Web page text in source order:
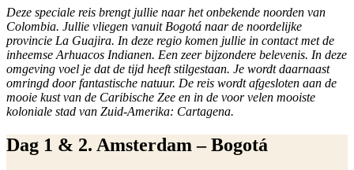
Deze speciale reis brengt jullie naar het onbekende noorden van
Colombia. Jullie vliegen vanuit Bogotá naar de noordelijke
provincie La Guajira. In deze regio komen jullie in contact met de
inheemse Arhuacos Indianen. Een zeer bijzondere belevenis. In deze
omgeving voel je dat de tijd heeft stilgestaan. Je wordt daarnaast
omringd door fantastische natuur. De reis wordt afgesloten aan de
mooie kust van de Caribische Zee en in de voor velen mooiste
koloniale stad van Zuid-Amerika: Cartagena.
Dag 1 & 2. Amsterdam – Bogotá